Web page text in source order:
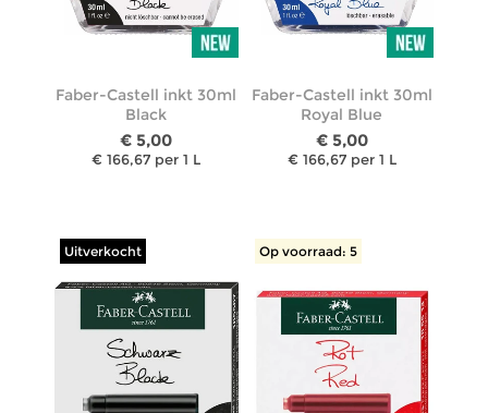
Faber-Castell inkt 30ml
Black
€ 5,00
€ 166,67 per 1 L
Faber-Castell inkt 30ml
Royal Blue
€ 5,00
€ 166,67 per 1 L
Uitverkocht Op voorraad: 5